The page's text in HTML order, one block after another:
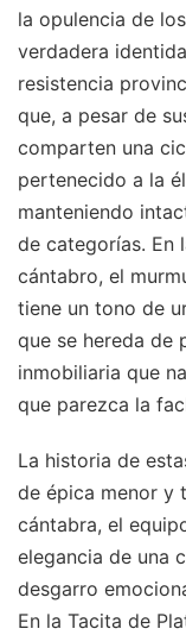
la opulencia de
verdadera
resistencia
que, a pesar de
comparten una
pertenecido a la
manteniendo
de categorías. En
cántabro, el
tiene un tono de
que se hereda de
inmobiliaria que
que parezca la
La historia de
de épica menor y
cántabra, el
elegancia de una
desgarro
En la Tacita de